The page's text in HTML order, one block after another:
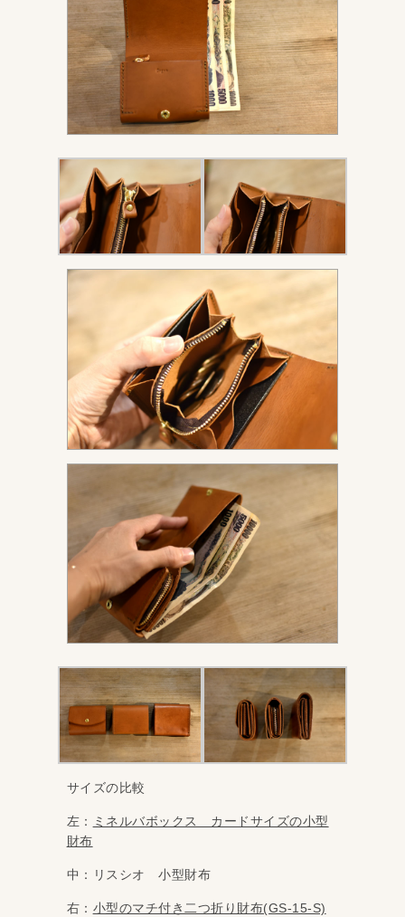
サイズの比較
左：
ミネルバボックス カードサイズの小型
財布
中：リスシオ 小型財布
右： 小型のマチ付き二つ折り財布(GS-15-S)